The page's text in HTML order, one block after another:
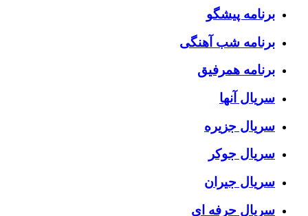
برنامه پیشگو
برنامه شب آهنگی
برنامه همرفیق
سریال آنها
سریال جزیره
سریال جوکر
سریال جیران
سریال حرفه ای